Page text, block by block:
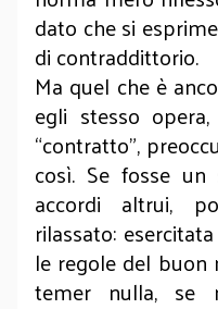
dato che si
di contraddittorio.
Ma quel che è
egli stesso
“contratto”,
così. Se fosse
accordi altrui,
rilassato:
le regole del
temer nulla, se